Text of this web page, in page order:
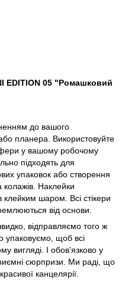
EDITION 05 "Ромашковий
до вашого
планера. Використовуйте
у вашому робочому
підходять для
упаковок або створення
колажів. Наклейки
клейким шаром. Всі стікери
від основи.
відправляємо того ж
упаковуємо, щоб всі
вигляді. І обов'язково у
сюрпризи. Ми раді, що
канцелярії.